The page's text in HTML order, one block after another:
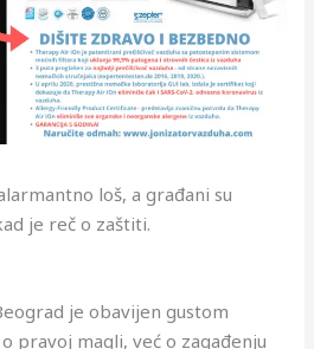
loš, a građani su
je reč o zaštiti.
je obavijen gustom
pravoj magli, već o zagađenju